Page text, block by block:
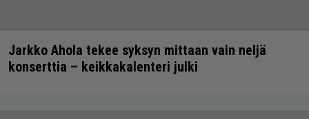
Jarkko Ahola tekee syksyn mittaan vain neljä
konserttia – keikkakalenteri julki